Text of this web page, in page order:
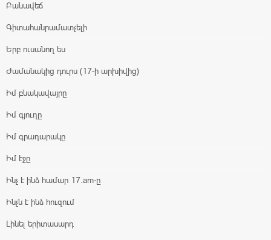
Բանավեճ
Գիտահանրամատչելի
Երբ ուսանող ես
Ժամանակից դուրս (17-ի արխիվից)
Իմ բնակավայրը
Իմ գյուղը
Իմ գրադարակը
Իմ էջը
Ինչ է ինձ համար 17.am-ը
Ինչն է ինձ հուզում
Լինել երիտասարդ